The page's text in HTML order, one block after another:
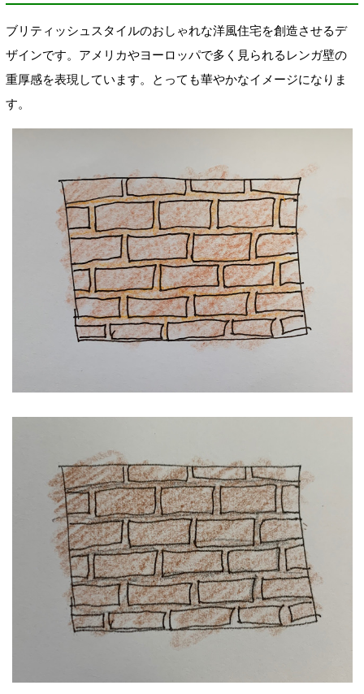
ブリティッシュスタイルのおしゃれな洋風住宅を創造させるデ
ザインです。アメリカやヨーロッパで多く見られるレンガ壁の
重厚感を表現しています。とっても華やかなイメージになりま
す。